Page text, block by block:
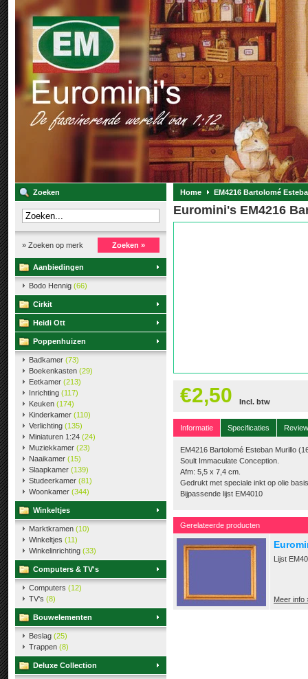
Zoeken
» Zoeken op merk Zoeken »
Aanbiedingen
Bodo Hennig (66)
Cirkit
Heidi Ott
Poppenhuizen
Badkamer (73)
Boekenkasten (29)
Eetkamer (213)
Inrichting (117)
Keuken (174)
Kinderkamer (110)
Verlichting (135)
Miniaturen 1:24 (24)
Muziekkamer (23)
Naaikamer (15)
Slaapkamer (139)
Studeerkamer (81)
Woonkamer (344)
Winkeltjes
Marktkramen (10)
Winkeltjes (11)
Winkelinrichting (33)
Computers & TV's
Computers (12)
TV's (8)
Bouwelementen
Beslag (25)
Trappen (8)
Deluxe Collection
Home EM4216 Bartolomé
Euromini's EM4216
€2,50 Incl. btw
Informatie Specificaties
EM4216 Bartolomé Esteban Murillo
Soult Immaculate Conception.
Afm: 5,5 x 7,4 cm.
Gedrukt met speciale inkt op olie
Bijpassende lijst EM4010
Gerelateerde producten
Lijst
Meer info